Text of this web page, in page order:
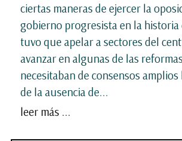
ciertas maneras de ejercer la
gobierno progresista en la historia
tuvo que apelar a sectores del
avanzar en algunas de las
necesitaban de consensos
de la ausencia de...
leer más ...